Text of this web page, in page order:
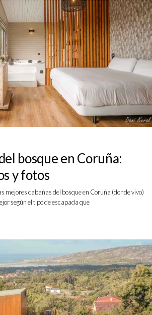
bosque en Coruña:
y fotos
mejores cabañas del bosque en Coruña (donde vivo)
según el tipo de escapada que